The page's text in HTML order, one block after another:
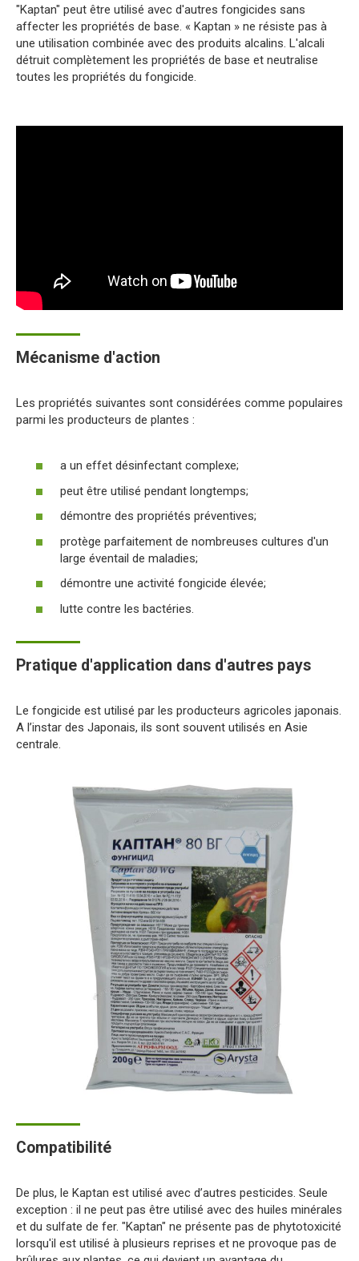
"Kaptan" peut être utilisé avec d'autres fongicides sans
affecter les propriétés de base. « Kaptan » ne résiste pas à
une utilisation combinée avec des produits alcalins. L'alcali
détruit complètement les propriétés de base et neutralise
toutes les propriétés du fongicide.
Mécanisme d'action
Les propriétés suivantes sont considérées comme populaires
parmi les producteurs de plantes :
a un effet désinfectant complexe;
peut être utilisé pendant longtemps;
démontre des propriétés préventives;
protège parfaitement de nombreuses cultures d'un
large éventail de maladies;
démontre une activité fongicide élevée;
lutte contre les bactéries.
Pratique d'application dans d'autres pays
Le fongicide est utilisé par les producteurs agricoles japonais.
A l’instar des Japonais, ils sont souvent utilisés en Asie
centrale.
Compatibilité
De plus, le Kaptan est utilisé avec d’autres pesticides. Seule
exception : il ne peut pas être utilisé avec des huiles minérales
et du sulfate de fer. "Kaptan" ne présente pas de phytotoxicité
lorsqu'il est utilisé à plusieurs reprises et ne provoque pas de